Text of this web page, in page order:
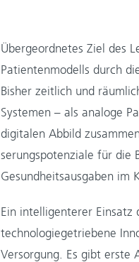
Übergeordnetes Ziel des
Patientenmodells durch
Bisher zeitlich und
Systemen – als analoge
digitalen Abbild
serungspotenziale für die
Gesundheitsausgaben im
Ein intelligenterer
technologiegetriebene
Versorgung. Es gibt erste